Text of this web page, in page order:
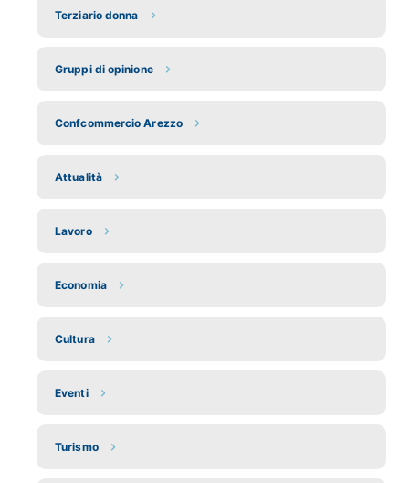
Terziario donna
Gruppi di opinione
Confcommercio Arezzo
Attualità
Lavoro
Economia
Cultura
Eventi
Turismo